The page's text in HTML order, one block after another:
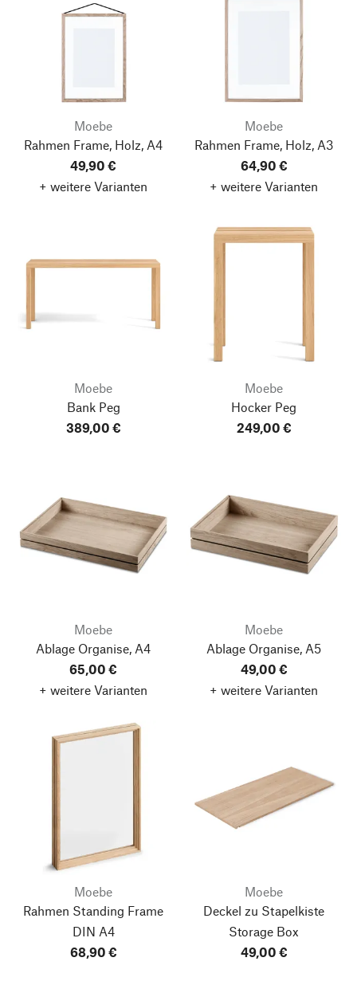
Moebe
Rahmen Frame, Holz, A4
49,90 €
+ weitere Varianten
Moebe
Rahmen Frame, Holz, A3
64,90 €
+ weitere Varianten
Moebe
Bank Peg
389,00 €
Moebe
Hocker Peg
249,00 €
Moebe
Ablage Organise, A4
65,00 €
+ weitere Varianten
Moebe
Ablage Organise, A5
49,00 €
+ weitere Varianten
Moebe
Rahmen Standing Frame
DIN A4
68,90 €
Moebe
Deckel zu Stapelkiste
Storage Box
49,00 €